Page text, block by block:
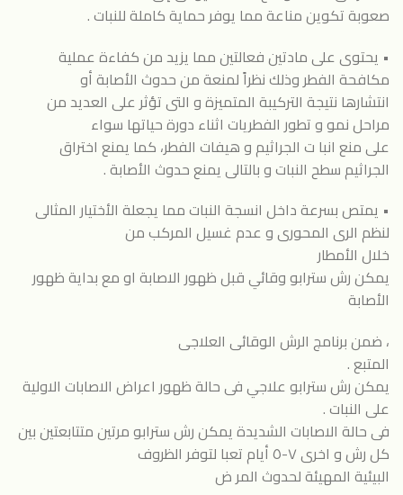
صعوبة تكوين مناعة مما يوفر حماية كاملة للنبات .
• يحتوى على مادتين فعالتين مما يزيد من كفاءة عملية
مكافحة الفطر وذلك نظراً لمنعة من حدوث الأصابة أو
انتشارها نتيجة التركيبة المتميزة و التى تؤثر على العديد من
مراحل نمو و تطور الفطريات اثناء دورة حياتها سواء
على منع انبا ت الجراثيم و هيفات الفطر، كما يمنع اختراق
الجراثيم سطح النبات و بالتالى يمنع حدوث الأصابة .
• يمتص بسرعة داخل انسجة النبات مما يجعلة الأختيار المثالى
لنظم الرى المحورى و عدم غسيل المركب من
خلال الأمطار
يمكن رش سترابو وقائي قبل ظهور الاصابة او مع بداية ظهور
الأصابة
، ضمن برنامج الرش الوقائى العلاجى
المتبع .
يمكن رش سترابو علاجي فى حالة ظهور اعراض الاصابات الاولية
على النبات .
فى حالة الاصابات الشديدة يمكن رش سترابو مرتين متتابعتين بين
كل رش و اخرى ٧-٥ أيام تعبا لتوفر الظروف
البيئية المهيئة لحدوث المر ض